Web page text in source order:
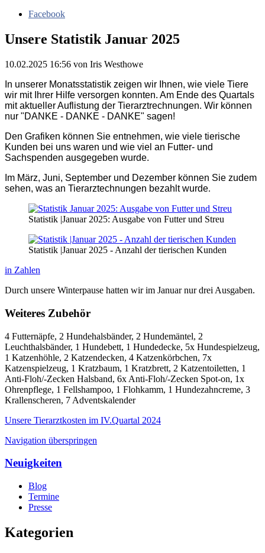
Facebook
Unsere Statistik Januar 2025
10.02.2025 16:56 von Iris Westhowe
In unserer Monatsstatistik zeigen wir Ihnen, wie viele Tiere
wir mit Ihrer Hilfe versorgen konnten. Am Ende des Quartals
mit aktueller Auflistung der Tierarztrechnungen. Wir können
nur "DANKE - DANKE - DANKE" sagen!
Den Grafiken können Sie entnehmen, wie viele tierische
Kunden bei uns waren und wie viel an Futter- und
Sachspenden ausgegeben wurde.
Im März, Juni, September und Dezember können Sie zudem
sehen, was an Tierarztechnungen bezahlt wurde.
Statistik |Januar 2025: Ausgabe von Futter und Streu
Statistik |Januar 2025 - Anzahl der tierischen Kunden
in Zahlen
Durch unsere Winterpause hatten wir im Januar nur drei Ausgaben.
Weiteres Zubehör
4 Futternäpfe, 2 Hundehalsbänder, 2 Hundemäntel, 2
Leuchthalsbänder, 1 Hundebett, 1 Hundedecke, 5x Hundespielzeug,
1 Katzenhöhle, 2 Katzendecken, 4 Katzenkörbchen, 7x
Katzenspielzeug, 1 Kratzbaum, 1 Kratzbrett, 2 Katzentoiletten, 1
Anti-Floh/-Zecken Halsband, 6x Anti-Floh/-Zecken Spot-on, 1x
Ohrenpflege, 1 Fellshampoo, 1 Flohkamm, 1 Hundezahncreme, 3
Krallenscheren, 7 Adventskalender
Unsere Tierarztkosten im IV.Quartal 2024
Navigation überspringen
Neuigkeiten
Blog
Termine
Presse
Kategorien